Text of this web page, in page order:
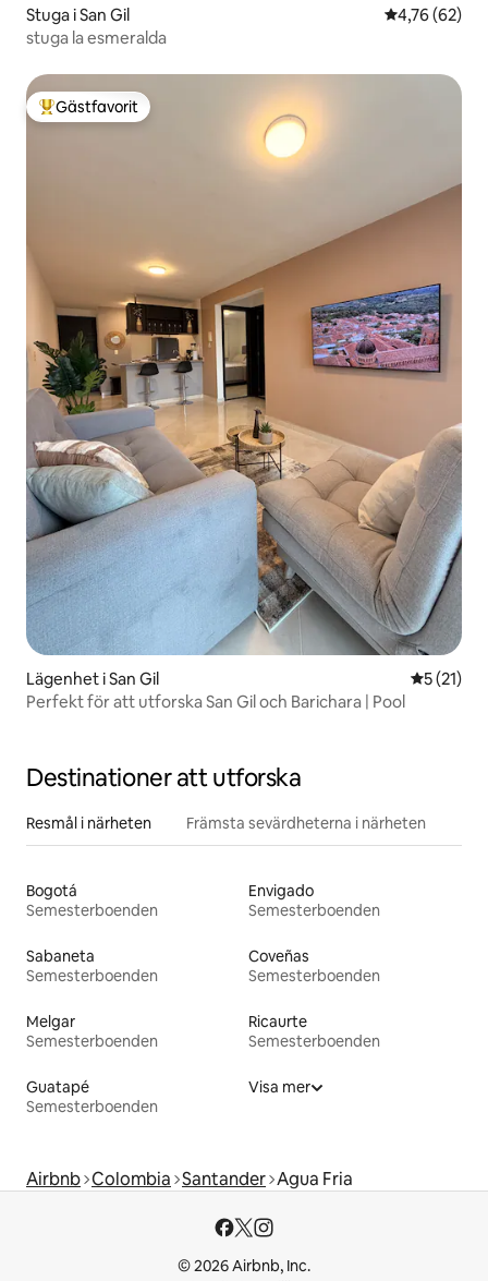
Stuga i San Gil 4,76 av 5 i
4,76 (62)
stuga la esmeralda
Populär gästfavorit
Gästfavorit
Lägenhet i San Gil 5 av 5 i
5 (21)
Perfekt för att utforska San Gil och Barichara | Pool
Destinationer att utforska
Resmål i närheten Främsta sevärdheterna i närheten
Bogotá
Semesterboenden
Envigado
Semesterboenden
Sabaneta
Semesterboenden
Coveñas
Semesterboenden
Melgar
Semesterboenden
Ricaurte
Semesterboenden
Guatapé
Semesterboenden
Visa mer
Airbnb Colombia Santander Agua Fria
© 2026 Airbnb, Inc.